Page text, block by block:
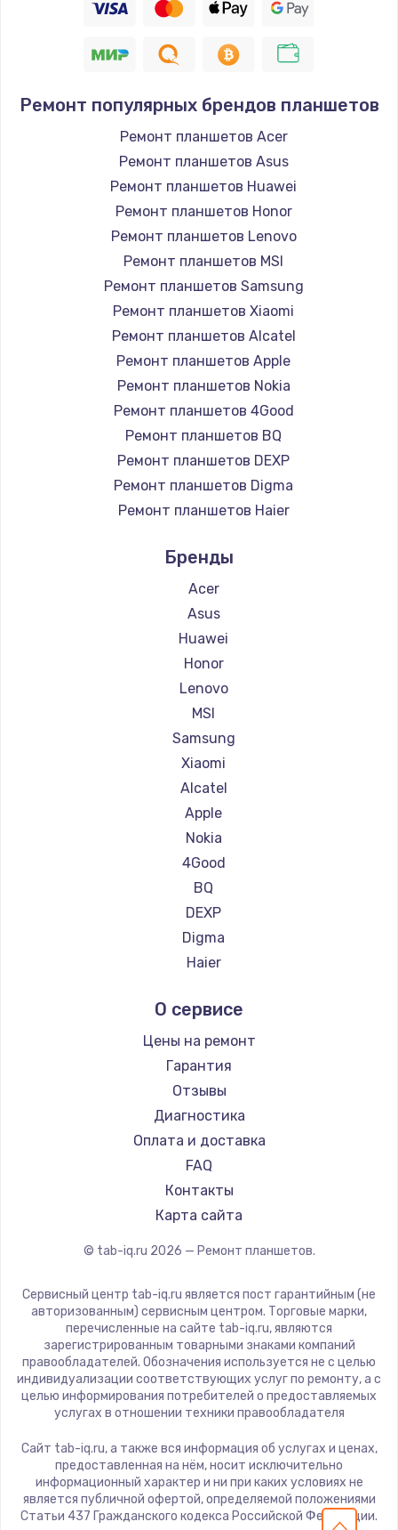
Ремонт популярных брендов планшетов
Ремонт планшетов Acer
Ремонт планшетов Asus
Ремонт планшетов Huawei
Ремонт планшетов Honor
Ремонт планшетов Lenovo
Ремонт планшетов MSI
Ремонт планшетов Samsung
Ремонт планшетов Xiaomi
Ремонт планшетов Alcatel
Ремонт планшетов Apple
Ремонт планшетов Nokia
Ремонт планшетов 4Good
Ремонт планшетов BQ
Ремонт планшетов DEXP
Ремонт планшетов Digma
Ремонт планшетов Haier
Ремонт планшетов Microsoft
Ремонт планшетов BlackView
Ремонт планшетов Amazon
Ремонт планшетов Aquarius
Ремонт планшетов Philips
Ремонт планшетов Dell
Ремонт планшетов HP
Ремонт планшетов Getac
Ремонт планшетов ZTE
Ремонт планшетов Google
Ремонт планшетов Navitel
Ремонт планшетов Teclast
Ремонт планшетов CHUWI
Бренды
Acer
Asus
Huawei
Honor
Lenovo
MSI
Samsung
Xiaomi
Alcatel
Apple
Nokia
4Good
BQ
DEXP
Digma
Haier
Microsoft
BlackView
Amazon
Aquarius
Philips
Dell
HP
Getac
ZTE
CHUWI
О сервисе
Цены на ремонт
Гарантия
Отзывы
Диагностика
Оплата и доставка
FAQ
Контакты
Карта сайта
© tab-iq.ru 2026 — Ремонт планшетов.
Сервисный центр tab-iq.ru является пост гарантийным (не
авторизованным) сервисным центром. Торговые марки,
перечисленные на сайте tab-iq.ru, являются
зарегистрированным товарными знаками компаний
правообладателей. Обозначения используется не с целью
индивидуализации соответствующих услуг по ремонту, а с
целью информирования потребителей о предоставляемых
услугах в отношении техники правообладателя
Сайт tab-iq.ru, а также вся информация об услугах и ценах,
предоставленная на нём, носит исключительно
информационный характер и ни при каких условиях не
является публичной офертой, определяемой положениями
Статьи 437 Гражданского кодекса Российской Федерации.